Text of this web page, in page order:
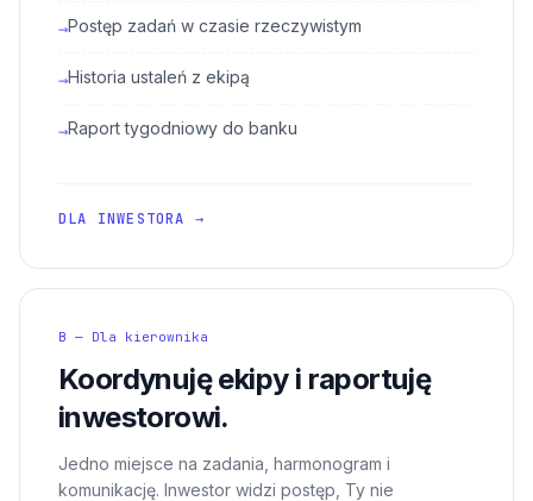
→Postęp zadań w czasie rzeczywistym
→Historia ustaleń z ekipą
→Raport tygodniowy do banku
DLA INWESTORA →
B — Dla kierownika
Koordynuję ekipy i raportuję
inwestorowi.
Jedno miejsce na zadania, harmonogram i
komunikację. Inwestor widzi postęp, Ty nie